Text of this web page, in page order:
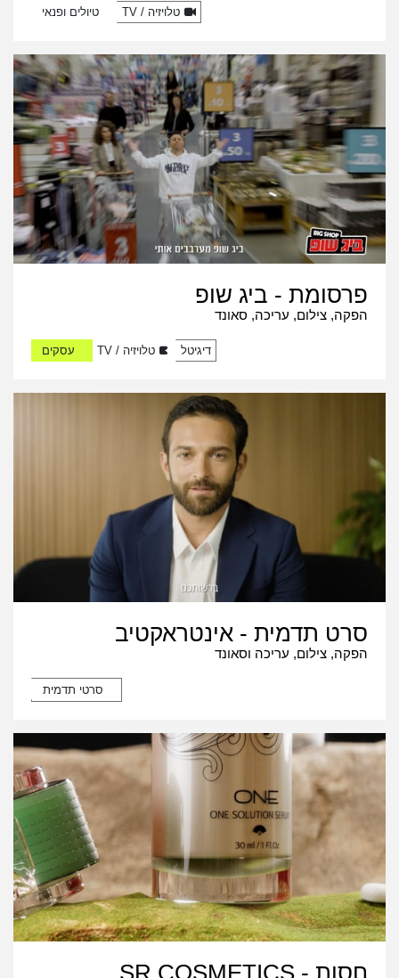
טלויזיה / TV טיולים ופנאי
פרסומת - ביג שופ
הפקה, צילום, עריכה, סאונד
דיגיטל טלויזיה / TV עסקים
סרט תדמית - אינטראקטיב
הפקה, צילום, עריכה וסאונד
סרטי תדמית